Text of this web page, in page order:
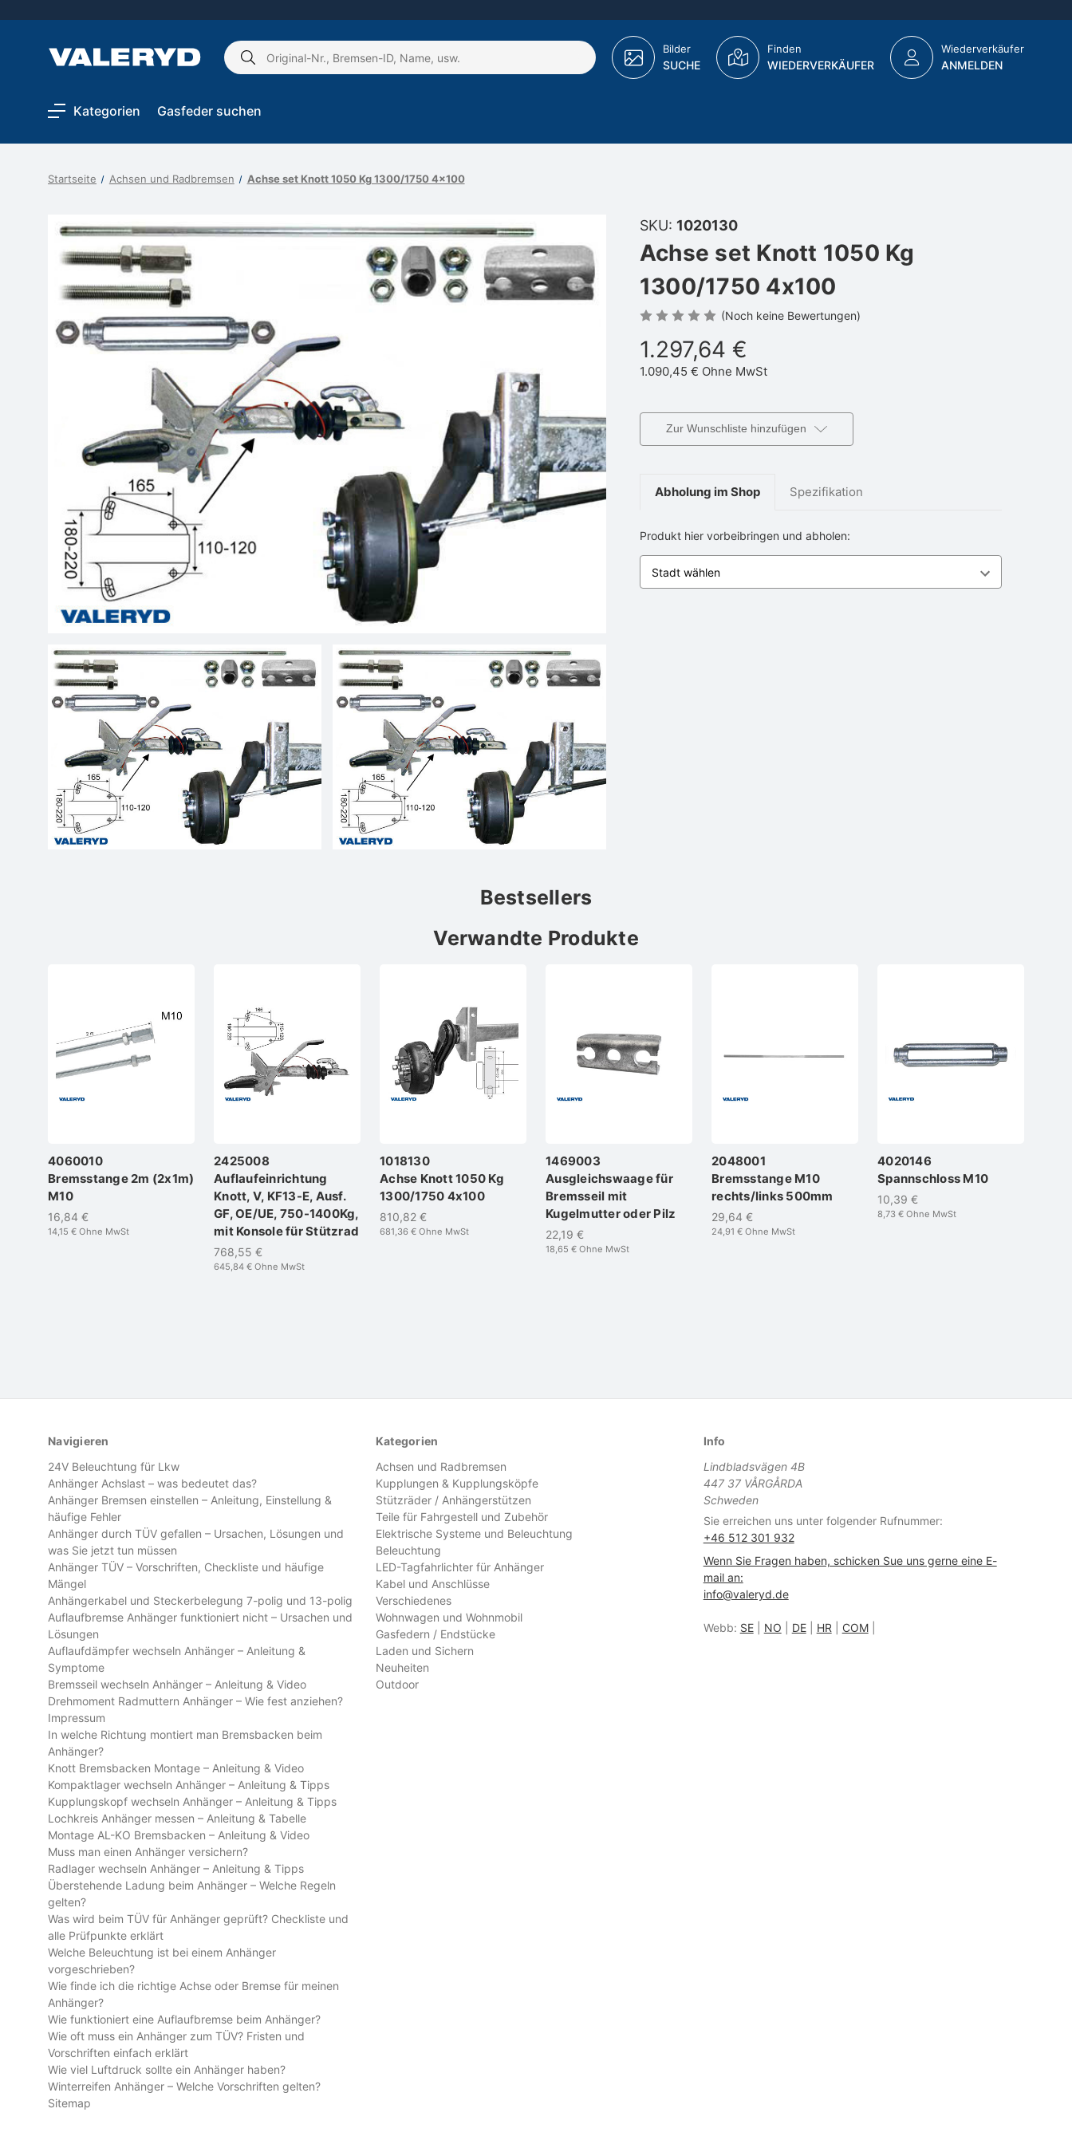
Schlagwort
Bilder
SUCHE
Finden
WIEDERVERKÄUFER
Wiederverkäufer
ANMELDEN
Kategorien Gasfeder suchen
Startseite Achsen und Radbremsen Achse set Knott 1050 Kg 1300/1750 4x100
SKU: 1020130
Achse set Knott 1050 Kg
1300/1750 4x100
(Noch keine Bewertungen)
1.297,64 €
1.090,45 € Ohne MwSt
Zur Wunschliste hinzufügen
Abholung im Shop Spezifikation
Produkt hier vorbeibringen und abholen:
Bestsellers
Verwandte Produkte
4060010
Bremsstange 2m (2x1m)
M10
16,84 €
14,15 € Ohne MwSt
2425008
Auflaufeinrichtung
Knott, V, KF13-E, Ausf.
GF, OE/UE, 750-1400Kg,
mit Konsole für Stützrad
768,55 €
645,84 € Ohne MwSt
1018130
Achse Knott 1050 Kg
1300/1750 4x100
810,82 €
681,36 € Ohne MwSt
1469003
Ausgleichswaage für
Bremsseil mit
Kugelmutter oder Pilz
22,19 €
18,65 € Ohne MwSt
2048001
Bremsstange M10
rechts/links 500mm
29,64 €
24,91 € Ohne MwSt
4020146
Spannschloss M10
10,39 €
8,73 € Ohne MwSt
Navigieren
24V Beleuchtung für Lkw
Anhänger Achslast – was bedeutet das?
Anhänger Bremsen einstellen – Anleitung, Einstellung &
häufige Fehler
Anhänger durch TÜV gefallen – Ursachen, Lösungen und
was Sie jetzt tun müssen
Anhänger TÜV – Vorschriften, Checkliste und häufige
Mängel
Anhängerkabel und Steckerbelegung 7-polig und 13-polig
Auflaufbremse Anhänger funktioniert nicht – Ursachen und
Lösungen
Auflaufdämpfer wechseln Anhänger – Anleitung &
Symptome
Bremsseil wechseln Anhänger – Anleitung & Video
Drehmoment Radmuttern Anhänger – Wie fest anziehen?
Impressum
In welche Richtung montiert man Bremsbacken beim
Anhänger?
Knott Bremsbacken Montage – Anleitung & Video
Kompaktlager wechseln Anhänger – Anleitung & Tipps
Kupplungskopf wechseln Anhänger – Anleitung & Tipps
Lochkreis Anhänger messen – Anleitung & Tabelle
Montage AL-KO Bremsbacken – Anleitung & Video
Muss man einen Anhänger versichern?
Radlager wechseln Anhänger – Anleitung & Tipps
Überstehende Ladung beim Anhänger – Welche Regeln
gelten?
Was wird beim TÜV für Anhänger geprüft? Checkliste und
alle Prüfpunkte erklärt
Welche Beleuchtung ist bei einem Anhänger
vorgeschrieben?
Wie finde ich die richtige Achse oder Bremse für meinen
Anhänger?
Wie funktioniert eine Auflaufbremse beim Anhänger?
Wie oft muss ein Anhänger zum TÜV? Fristen und
Vorschriften einfach erklärt
Wie viel Luftdruck sollte ein Anhänger haben?
Winterreifen Anhänger – Welche Vorschriften gelten?
Sitemap
Kategorien
Achsen und Radbremsen
Kupplungen & Kupplungsköpfe
Stützräder / Anhängerstützen
Teile für Fahrgestell und Zubehör
Elektrische Systeme und Beleuchtung
Beleuchtung
LED-Tagfahrlichter für Anhänger
Kabel und Anschlüsse
Verschiedenes
Wohnwagen und Wohnmobil
Gasfedern / Endstücke
Laden und Sichern
Neuheiten
Outdoor
Info
Lindbladsvägen 4B
447 37 VÅRGÅRDA
Schweden
Sie erreichen uns unter folgender Rufnummer:
+46 512 301 932
Wenn Sie Fragen haben, schicken Sue uns gerne eine E-
mail an:
info@valeryd.de
Webb: SE| NO DE| HR COM|